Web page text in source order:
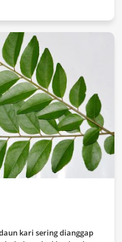
kari sering dianggap